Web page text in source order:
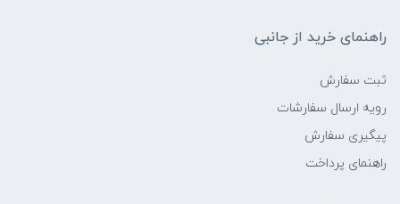
راهنمای خرید از جانبی
ثبت سفارش
رویه ارسال سفارشات
پیگیری سفارش
راهنمای پرداخت